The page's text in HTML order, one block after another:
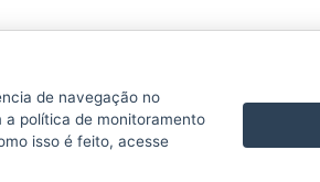
VÍDEOS
de navegação no
política de monitoramento
isso é feito, acesse